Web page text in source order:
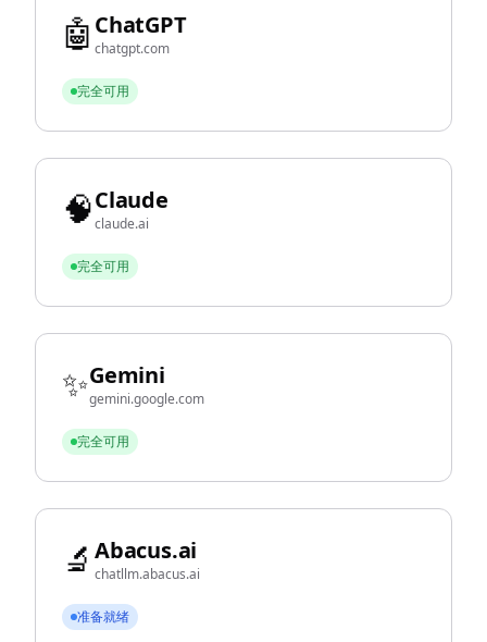
🤖 ChatGPT
chatgpt.com
完全可用
🧠Claude
claude.ai
完全可用
✨Gemini
gemini.google.com
完全可用
🔬 Abacus.ai
chatllm.abacus.ai
准备就绪